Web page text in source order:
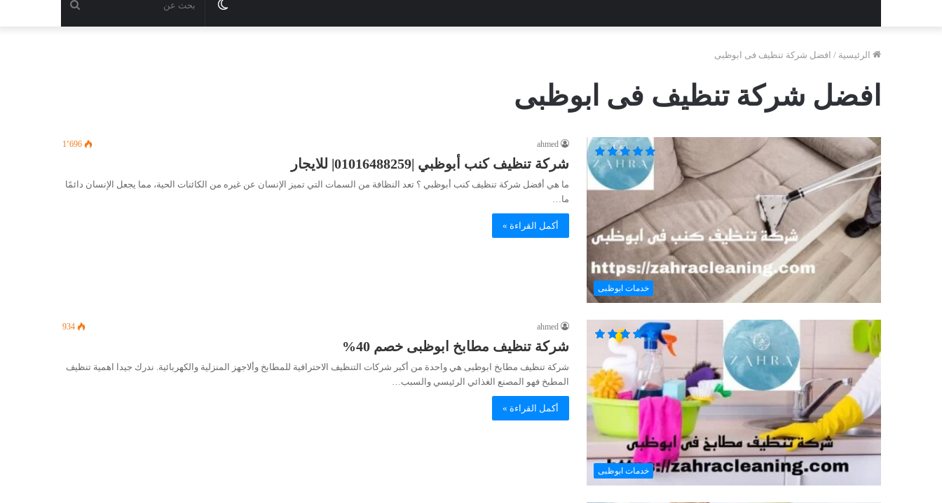
بحث الوضع
الرئيسية / افضل شركة تنظيف فى ابوظبى
افضل شركة تنظيف فى ابوظبى
خدمات ابوظبى
ahmed 1٬696
شركة تنظيف كنب أبوظبي |01016488259| للايجار
ما هي أفضل شركة تنظيف كنب أبوظبي ؟ تعد النظافة من السمات التي تميز الإنسان عن غيره من الكائنات الحية، مما يجعل الإنسان دائمًا
ما…
أكمل القراءة »
خدمات ابوظبى
ahmed
934
شركة تنظيف مطابخ ابوظبى خصم 40%
شركة تنظيف مطابخ ابوظبى هي واحدة من أكبر شركات التنظيف الاحترافية للمطابخ وألاجهز المنزلية والكهربائية. ندرك جيدا اهمية تنظيف
المطبخ فهو المصنع الغذائي الرئيسي والسبب…
أكمل القراءة »